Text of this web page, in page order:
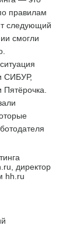
правилам
следующий
смогли
СИБУР,
директор
hh.ru